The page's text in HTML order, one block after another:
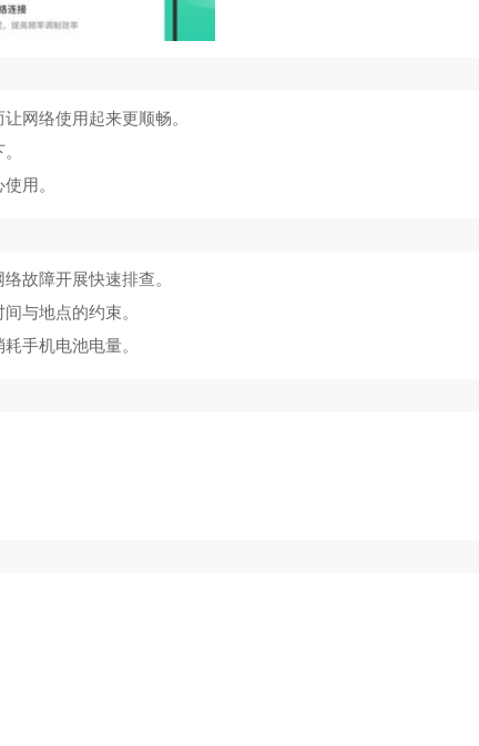
网络使用起来更顺畅。
用。
故障开展快速排查。
与地点的约束。
手机电池电量。